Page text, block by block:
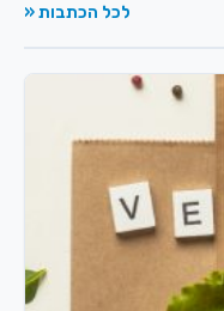
לכל הכתבות «